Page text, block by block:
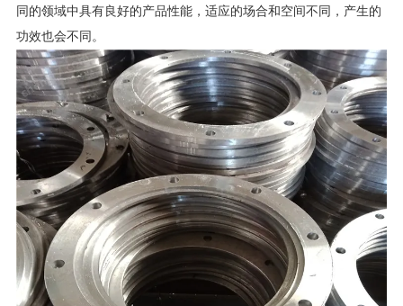
同的领域中具有良好的产品性能，适应的场合和空间不同，产生的
功效也会不同。